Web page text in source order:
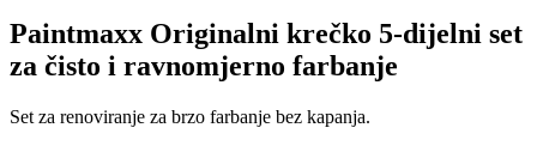
Paintmaxx Originalni krečko 5-dijelni set
za čisto i ravnomjerno farbanje
Set za renoviranje za brzo farbanje bez kapanja.